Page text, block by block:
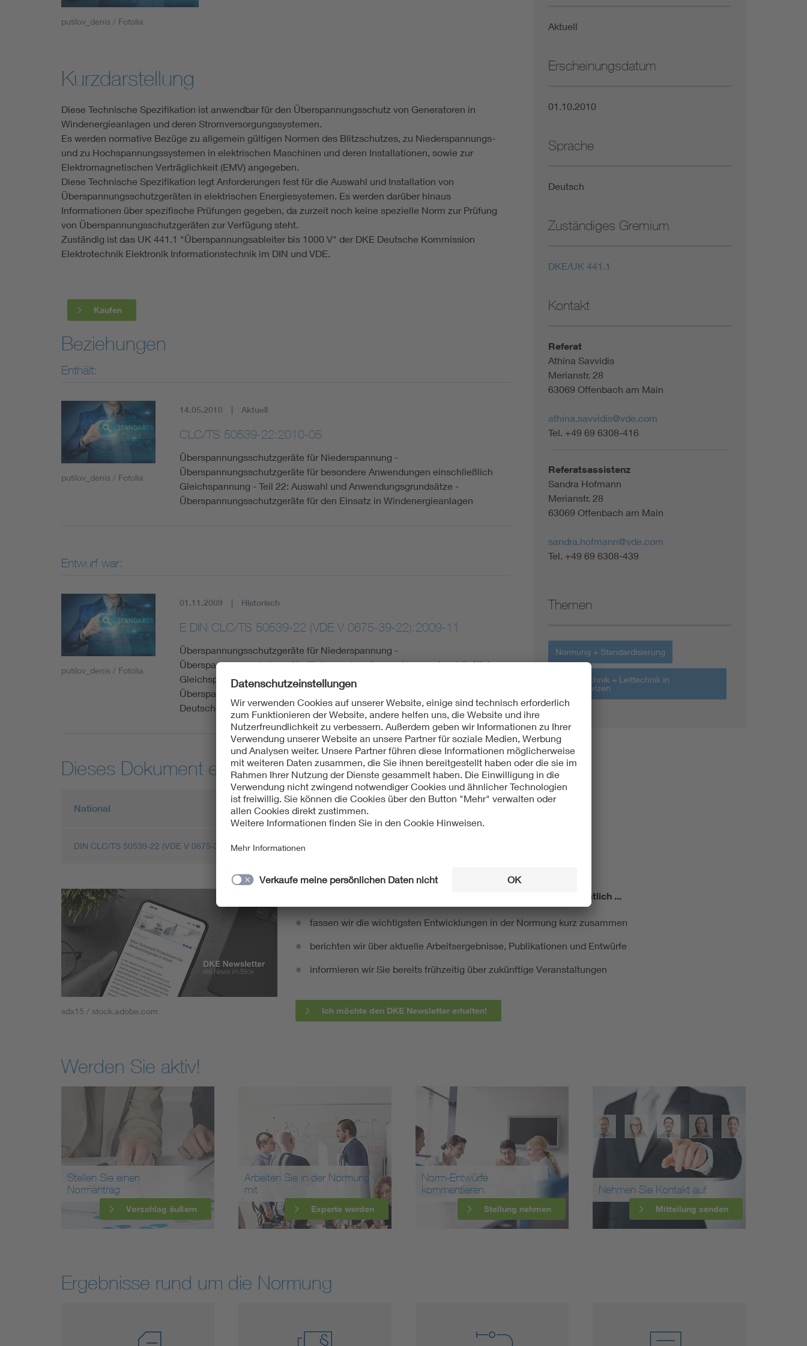
Industry
Mobility
Smart Cities
putilov_denis / Fotolia
Kurzdarstellung
Diese Technische Spezifikation ist anwendbar für den Überspannungsschutz von Generatoren in
Windenergieanlagen und deren Stromversorgungssystemen.
Es werden normative Bezüge zu allgemein gültigen Normen des Blitzschutzes, zu Niederspannungs-
und zu Hochspannungssystemen in elektrischen Maschinen und deren Installationen, sowie zur
Elektromagnetischen Verträglichkeit (EMV) angegeben.
Diese Technische Spezifikation legt Anforderungen fest für die Auswahl und Installation von
Überspannungsschutzgeräten in elektrischen Energiesystemen. Es werden darüber hinaus
Informationen über spezifische Prüfungen gegeben, da zurzeit noch keine spezielle Norm zur Prüfung
von Überspannungsschutzgeräten zur Verfügung steht.
Zuständig ist das UK 441.1 "Überspannungsableiter bis 1000 V" der DKE Deutsche Kommission
Elektrotechnik Elektronik Informationstechnik im DIN und VDE.
Kaufen
Beziehungen
Enthält:
putilov_denis / Fotolia
14.05.2010 Aktuell
CLC/TS 50539-22:2010-05
Überspannungsschutzgeräte für Niederspannung -
Überspannungsschutzgeräte für besondere Anwendungen einschließlich
Gleichspannung - Teil 22: Auswahl und Anwendungsgrundsätze -
Überspannungsschutzgeräte für den Einsatz in Windenergieanlagen
Entwurf war:
putilov_denis / Fotolia
01.11.2009 Historisch
E DIN CLC/TS 50539-22 (VDE V 0675-39-22):2009-11
Überspannungsschutzgeräte für Niederspannung -
Überspannungsschutzgeräte für besondere Anwendungen einschließlich
Gleichspannung - Teil 22: Auswahl und Anwendungsgrundsätze -
Überspannungsschutzgeräte für den Einsatz in Windenergieanlagen;
Deutsche Fassung CLC/FprTS 50539-22:2009
Dieses Dokument entspricht:
National Europäisch
DIN CLC/TS 50539-22 (VDE V 0675-39-22):2010-10
Aktuell
Erscheinungsdatum
01.10.2010
Sprache
Deutsch
Zuständiges Gremium
DKE/UK 441.1
Kontakt
Referat
Athina Savvidis
Merianstr. 28
63069 Offenbach am Main
athina.savvidis@vde.com
Tel. +49 69 6308-416
Referatsassistenz
Sandra Hofmann
Merianstr. 28
63069 Offenbach am Main
sandra.hofmann@vde.com
Tel. +49 69 6308-439
Themen
Normung + Standardisierung
Schutztechnik + Leittechnik in
Energienetzen
sdx15 / stock.adobe.com
Monatlich ...
fassen wir die wichtigsten Entwicklungen in der Normung kurz zusammen
berichten wir über aktuelle Arbeitsergebnisse, Publikationen und Entwürfe
informieren wir Sie bereits frühzeitig über zukünftige Veranstaltungen
Ich möchte den DKE Newsletter erhalten!
Werden Sie aktiv!
Stellen Sie einen
Normantrag
Vorschlag äußern
Arbeiten Sie in der Normung
mit
Experte werden
Norm-Entwürfe
kommentieren
Stellung nehmen
Nehmen Sie Kontakt auf
Mitteilung senden
Ergebnisse rund um die Normung